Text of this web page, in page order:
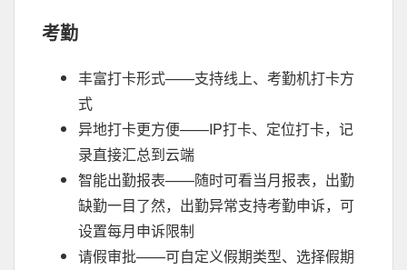
考勤
丰富打卡形式——支持线上、考勤机打卡方
式
异地打卡更方便——IP打卡、定位打卡，记
录直接汇总到云端
智能出勤报表——随时可看当月报表，出勤
缺勤一目了然，出勤异常支持考勤申诉，可
设置每月申诉限制
请假审批——可自定义假期类型、选择假期